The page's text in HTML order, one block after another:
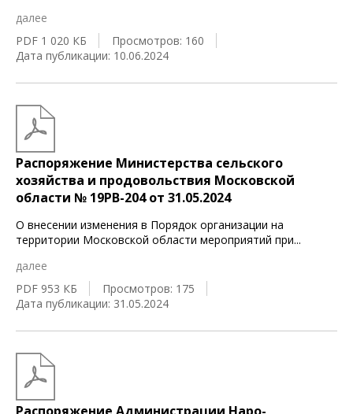
далее
PDF 1 020 КБ
Просмотров: 160
Дата публикации: 10.06.2024
Распоряжение Министерства сельского
хозяйства и продовольствия Московской
области № 19РВ-204 от 31.05.2024
О внесении изменения в Порядок организации на
территории Московской области мероприятий при...
далее
PDF 953 КБ
Просмотров: 175
Дата публикации: 31.05.2024